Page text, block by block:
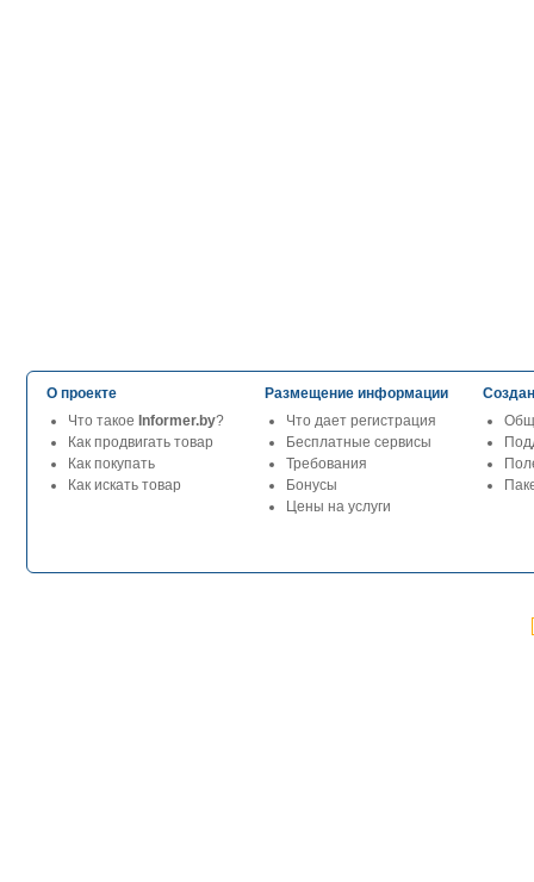
О проекте
Что такое Informer.by?
Как продвигать товар
Как покупать
Как искать товар
Размещение информации
Что дает регистрация
Бесплатные сервисы
Требования
Бонусы
Цены на услуги